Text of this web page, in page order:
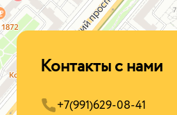
Контакты с нами
+7(991)629-08-41